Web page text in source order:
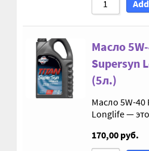
шестигранником DIN
Винты
Гайки DIN 315
Масло
Supersyn
(5л.)
Масло 5W-40
Longlife —
170,00 руб.